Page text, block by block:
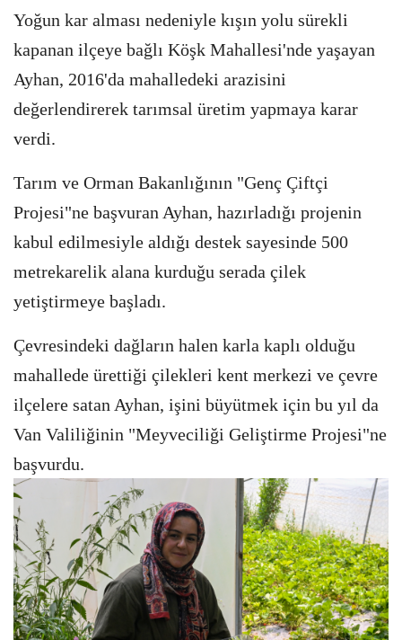
Yoğun kar alması nedeniyle kışın yolu sürekli
kapanan ilçeye bağlı Köşk Mahallesi'nde yaşayan
Ayhan, 2016'da mahalledeki arazisini
değerlendirerek tarımsal üretim yapmaya karar
verdi.
Tarım ve Orman Bakanlığının "Genç Çiftçi
Projesi"ne başvuran Ayhan, hazırladığı projenin
kabul edilmesiyle aldığı destek sayesinde 500
metrekarelik alana kurduğu serada çilek
yetiştirmeye başladı.
Çevresindeki dağların halen karla kaplı olduğu
mahallede ürettiği çilekleri kent merkezi ve çevre
ilçelere satan Ayhan, işini büyütmek için bu yıl da
Van Valiliğinin "Meyveciliği Geliştirme Projesi"ne
başvurdu.